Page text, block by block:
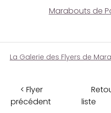
Marabouts de
La Galerie des Flyers de
< Flyer
précédent
liste